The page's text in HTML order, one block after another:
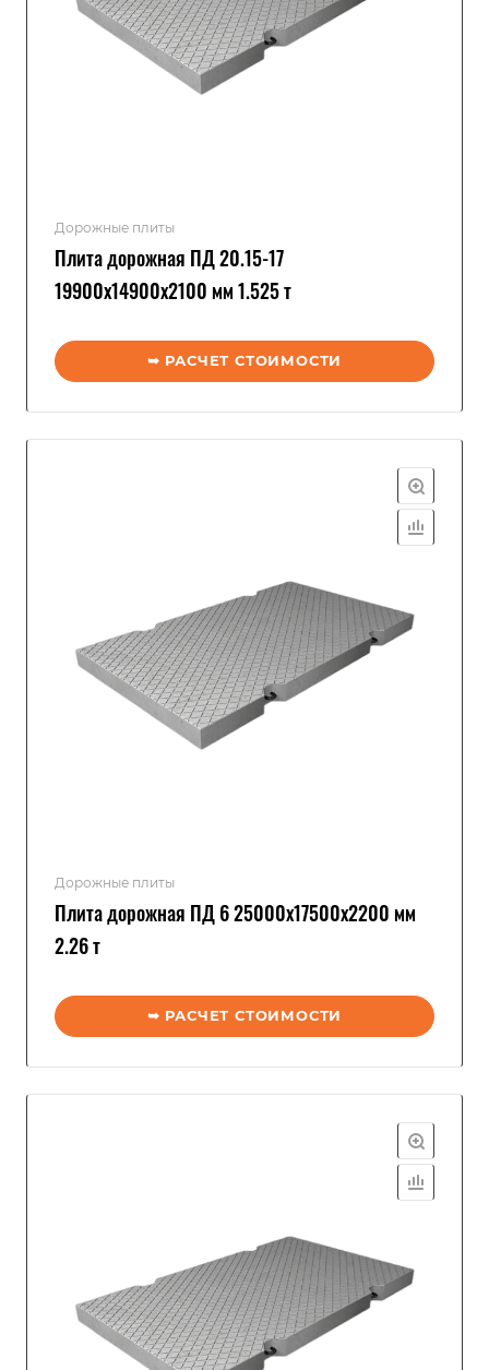
Дорожные плиты
Плита дорожная ПД 20.15-17
19900x14900x2100 мм 1.525 т
➥ РАСЧЕТ СТОИМОСТИ
Дорожные плиты
Плита дорожная ПД 6 25000x17500x2200 мм
2.26 т
➥ РАСЧЕТ СТОИМОСТИ